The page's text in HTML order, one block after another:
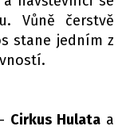
Vůně čerstvě
stane jedním z
Cirkus Hulata a